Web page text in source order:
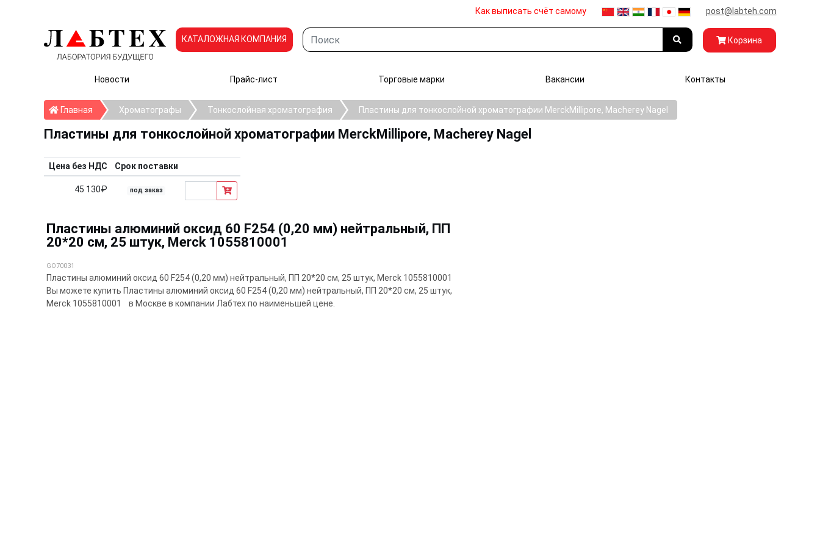
Как выписать счёт самому post@labteh.com
КАТАЛОЖНАЯ КОМПАНИЯ Корзина
Новости Прайс-лист Торговые марки Вакансии Контакты
ГлавнаяГлавнаяХроматографы Тонкослойная хроматография Пластины для тонкослойной хроматографии MerckMillipore, Macherey Nagel
Пластины для тонкослойной хроматографии MerckMillipore, Macherey Nagel
Цена без НДС Срок поставки
45 130₽ под заказ
Пластины алюминий оксид 60 F254 (0,20 мм) нейтральный, ПП
20*20 см, 25 штук, Merck 1055810001
GO70031
Пластины алюминий оксид 60 F254 (0,20 мм) нейтральный, ПП 20*20 см, 25 штук, Merck 1055810001
Вы можете купить Пластины алюминий оксид 60 F254 (0,20 мм) нейтральный, ПП 20*20 см, 25 штук,
Merck 1055810001 в Москве в компании Лабтех по наименьшей цене.